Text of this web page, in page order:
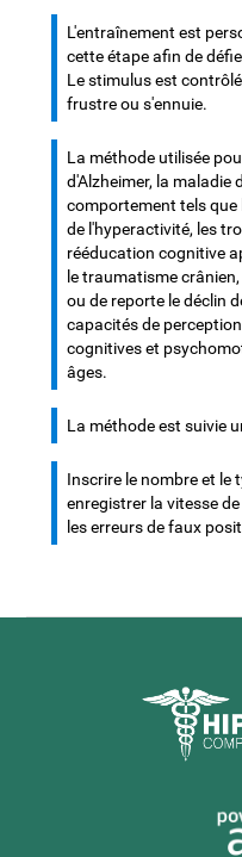
L'entraînement est
cette étape afin de
Le stimulus est
frustre ou s'ennuie.
La méthode utilisée
d'Alzheimer, la maladie
comportement tels
de l'hyperactivité, les
rééducation cognitive
le traumatisme
ou de reporte le déclin
capacités de
cognitives et
âges.
La méthode est suivie
Inscrire le nombre et le
enregistrer la vitesse
les erreurs de faux